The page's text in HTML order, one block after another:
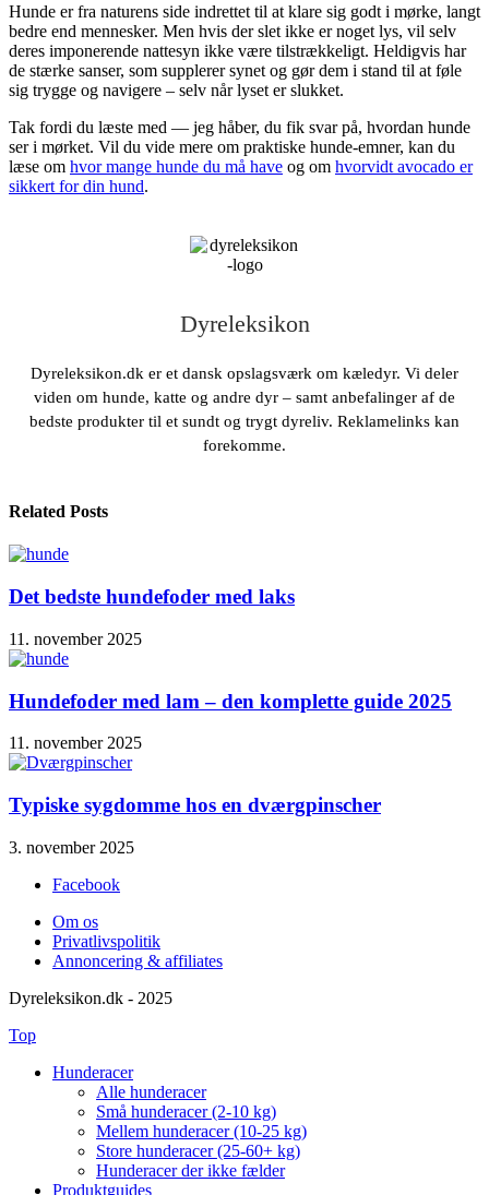
Hunde er fra naturens side indrettet til at klare sig godt i mørke, langt
bedre end mennesker. Men hvis der slet ikke er noget lys, vil selv
deres imponerende nattesyn ikke være tilstrækkeligt. Heldigvis har
de stærke sanser, som supplerer synet og gør dem i stand til at føle
sig trygge og navigere – selv når lyset er slukket.
Tak fordi du læste med — jeg håber, du fik svar på, hvordan hunde
ser i mørket. Vil du vide mere om praktiske hunde‑emner, kan du
læse om hvor mange hunde du må have og om hvorvidt avocado er
sikkert for din hund.
Dyreleksikon
Dyreleksikon.dk er et dansk opslagsværk om kæledyr. Vi deler
viden om hunde, katte og andre dyr – samt anbefalinger af de
bedste produkter til et sundt og trygt dyreliv. Reklamelinks kan
forekomme.
Related Posts
Det bedste hundefoder med laks
11. november 2025
Hundefoder med lam – den komplette guide 2025
11. november 2025
Typiske sygdomme hos en dværgpinscher
3. november 2025
Facebook
Om os
Privatlivspolitik
Annoncering & affiliates
Dyreleksikon.dk - 2025
Top
Hunderacer
Alle hunderacer
Små hunderacer (2-10 kg)
Mellem hunderacer (10-25 kg)
Store hunderacer (25-60+ kg)
Hunderacer der ikke fælder
Produktguides